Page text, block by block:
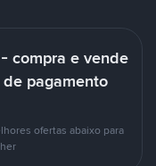
compra e vende
pagamento
ofertas abaixo para